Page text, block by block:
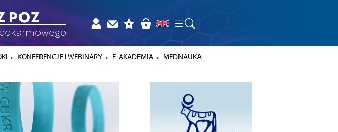
POZ
KONFERENCJE I WEBINARY E-AKADEMIA MEDNAUKA